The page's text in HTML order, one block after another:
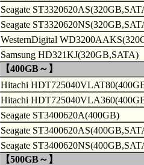
Seagate
Seagate
WesternDigital
Samsung HD321KJ(320GB,SATA)
【400GB～】
Hitachi
Hitachi
Seagate ST3400620A(400GB)
Seagate
Seagate
【500GB～】